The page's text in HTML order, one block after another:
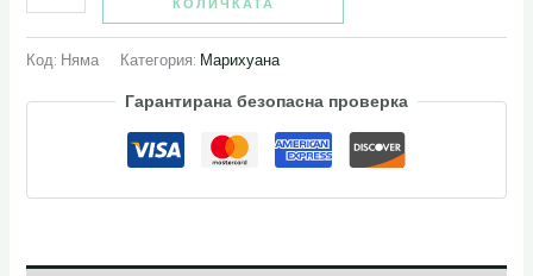
Код: Няма Категория: Марихуана
Гарантирана безопасна проверка